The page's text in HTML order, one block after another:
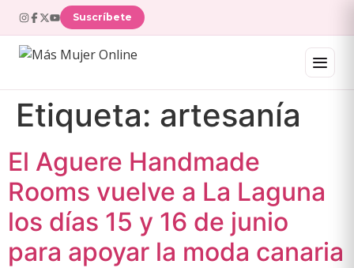
Suscríbete
Etiqueta: artesanía
El Aguere Handmade
Rooms vuelve a La Laguna
los días 15 y 16 de junio
para apoyar la moda canaria